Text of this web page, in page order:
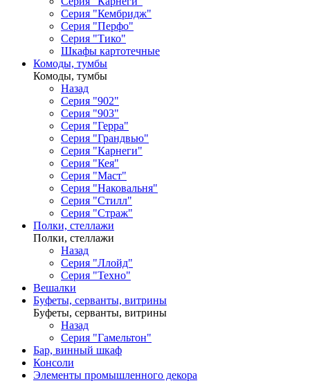
Серия "Кембридж"
Серия "Перфо"
Серия "Тико"
Шкафы картотечные
Комоды, тумбы
Комоды, тумбы
Назад
Серия "902"
Серия "903"
Серия "Герра"
Серия "Грандвью"
Серия "Карнеги"
Серия "Кея"
Серия "Маст"
Серия "Наковальня"
Серия "Стилл"
Серия "Страж"
Полки, стеллажи
Полки, стеллажи
Назад
Серия "Ллойд"
Серия "Техно"
Вешалки
Буфеты, серванты, витрины
Буфеты, серванты, витрины
Назад
Серия "Гамельтон"
Бар, винный шкаф
Консоли
Элементы промышленного декора